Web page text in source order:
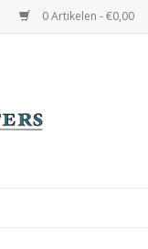
0 Artikelen - €0,00